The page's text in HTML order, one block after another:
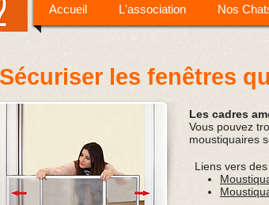
Accueil L'association Nos
Les cadres
Vous pouvez
moustiquaires
Liens vers
les fenêtres